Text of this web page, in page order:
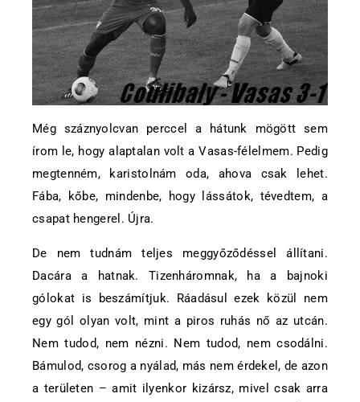
Még száznyolcvan perccel a hátunk mögött sem
írom le, hogy alaptalan volt a Vasas-félelmem. Pedig
megtenném, karistolnám oda, ahova csak lehet.
Fába, kőbe, mindenbe, hogy lássátok, tévedtem, a
csapat hengerel. Újra.
De nem tudnám teljes meggyőződéssel állítani.
Dacára a hatnak. Tizenháromnak, ha a bajnoki
gólokat is beszámítjuk. Ráadásul ezek közül nem
egy gól olyan volt, mint a piros ruhás nő az utcán.
Nem tudod, nem nézni. Nem tudod, nem csodálni.
Bámulod, csorog a nyálad, más nem érdekel, de azon
a területen – amit ilyenkor kizársz, mivel csak arra